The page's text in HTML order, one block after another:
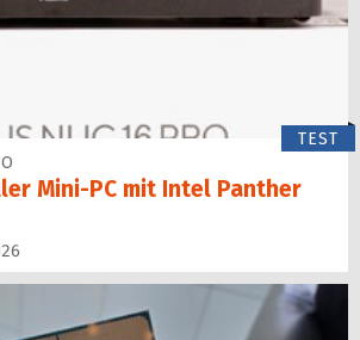
TEST
Mini-PC mit Intel Panther